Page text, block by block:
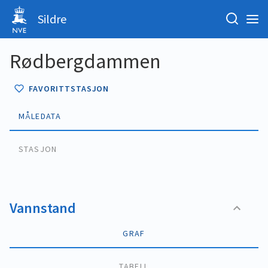
Sildre
Rødbergdammen
FAVORITTSTASJON
MÅLEDATA
STASJON
Vannstand
GRAF